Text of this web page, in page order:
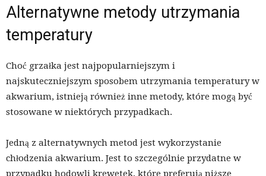
Alternatywne metody utrzymania
temperatury
Choć grzałka jest najpopularniejszym i
najskuteczniejszym sposobem utrzymania temperatury w
akwarium, istnieją również inne metody, które mogą być
stosowane w niektórych przypadkach.
Jedną z alternatywnych metod jest wykorzystanie
chłodzenia akwarium. Jest to szczególnie przydatne w
przypadku hodowli krewetek, które preferują niższe